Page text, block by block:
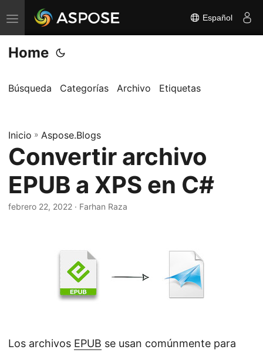
A
l
t
r
r
n
a
v
e
Español
Home
Búsqueda Categorías Archivo Etiquetas
Inicio » Aspose.Blogs
Convertir archivo
EPUB a XPS en C#
febrero 22, 2022 · Farhan Raza
Los archivos EPUB se usan comúnmente para